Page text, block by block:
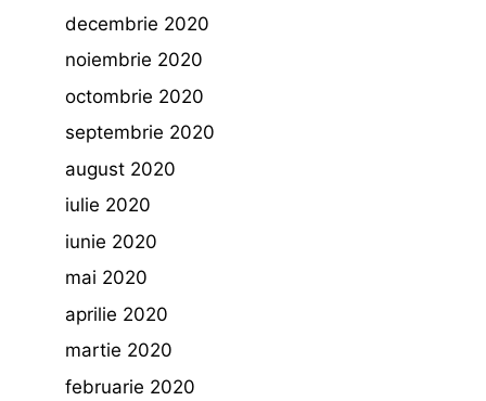
decembrie 2020
noiembrie 2020
octombrie 2020
septembrie 2020
august 2020
iulie 2020
iunie 2020
mai 2020
aprilie 2020
martie 2020
februarie 2020